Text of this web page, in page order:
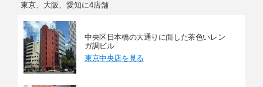
東京、大阪、愛知に4店舗
中央区日本橋の大通りに面した茶色いレン
ガ調ビル
東京中央店を見る